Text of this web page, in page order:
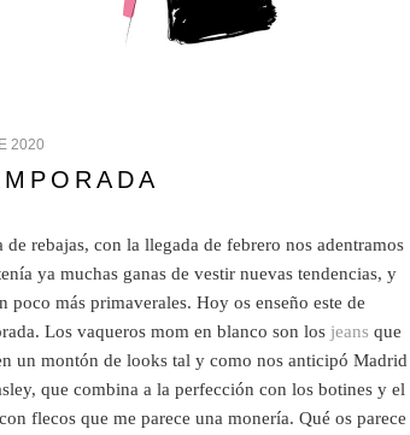
2020
rebajas, con la llegada de febrero nos adentramos
ya muchas ganas de vestir nuevas tendencias, y
más primaverales. Hoy os enseño este de
Los vaqueros mom en blanco son los jeans que
un montón de looks tal y como nos anticipó Madrid
que combina a la perfección con los botines y el
flecos que me parece una monería. Qué os parece